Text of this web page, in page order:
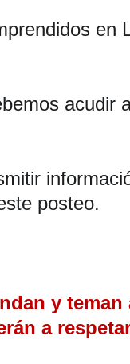
en
acudir
posteo.
y teman
a